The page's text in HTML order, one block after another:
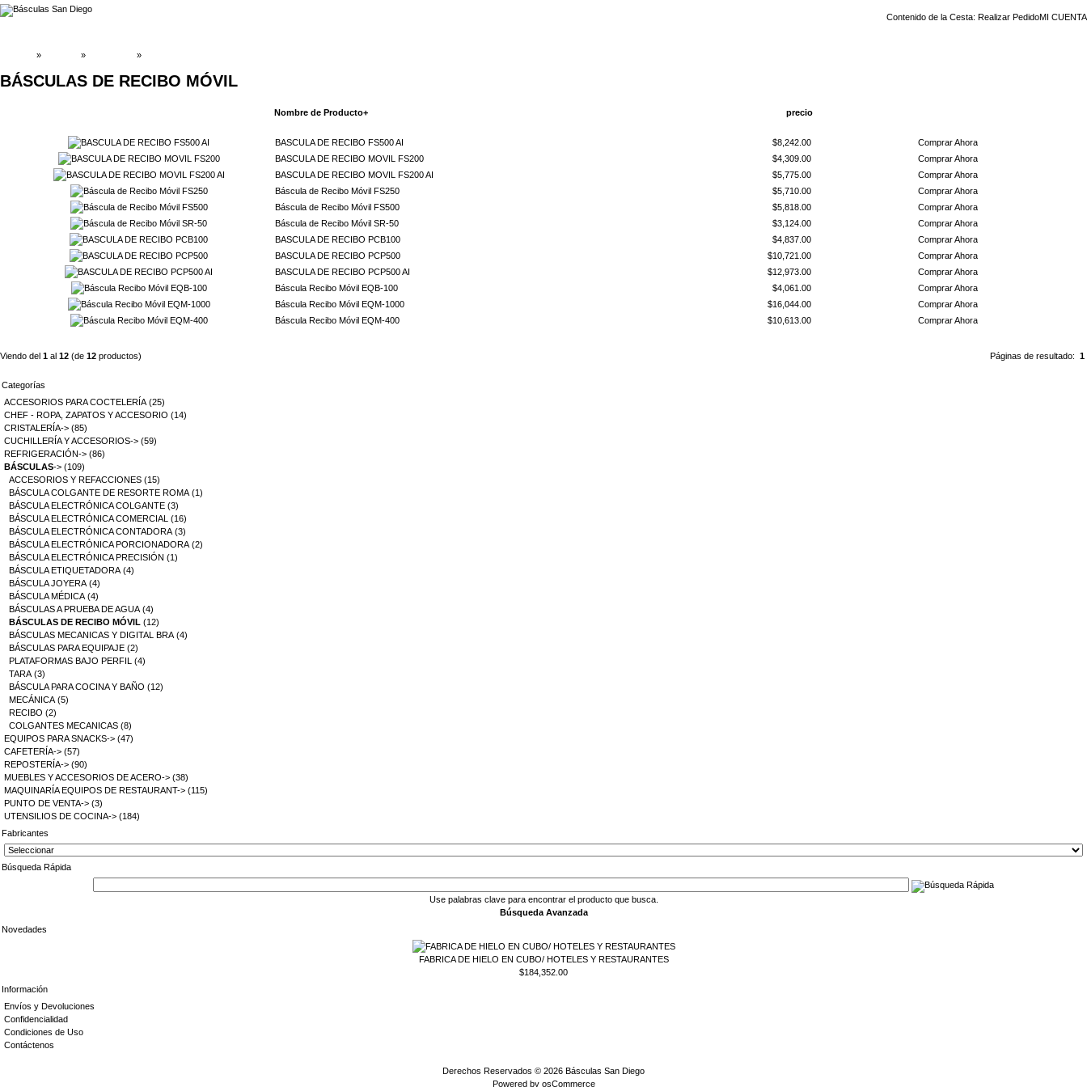
Contenido de la Cesta: Realizar PedidoMI CUENTA
» » »
BÁSCULAS DE RECIBO MÓVIL
Nombre de Producto+ precio
BASCULA DE RECIBO FS500 AI $8,242.00
Comprar Ahora
BASCULA DE RECIBO MOVIL FS200
$4,309.00
Comprar Ahora
BASCULA DE RECIBO MOVIL FS200 AI
$5,775.00
Comprar Ahora
Báscula de Recibo Móvil FS250
$5,710.00
Comprar Ahora
Báscula de Recibo Móvil FS500
$5,818.00
Comprar Ahora
Báscula de Recibo Móvil SR-50
$3,124.00
Comprar Ahora
BASCULA DE RECIBO PCB100
$4,837.00
Comprar Ahora
BASCULA DE RECIBO PCP500
$10,721.00
Comprar Ahora
BASCULA DE RECIBO PCP500 AI
$12,973.00
Comprar Ahora
Báscula Recibo Móvil EQB-100
$4,061.00
Comprar Ahora
Báscula Recibo Móvil EQM-1000
$16,044.00
Comprar Ahora
Báscula Recibo Móvil EQM-400
$10,613.00 Comprar Ahora
Páginas de resultado: 1
Viendo del 1 al 12 (de 12 productos)
Categorías
ACCESORIOS PARA COCTELERÍA (25)
CHEF - ROPA, ZAPATOS Y ACCESORIO (14)
CRISTALERÍA-> (85)
CUCHILLERÍA Y ACCESORIOS-> (59)
REFRIGERACIÓN-> (86)
BÁSCULAS-> (109)
ACCESORIOS Y REFACCIONES (15)
BÁSCULA COLGANTE DE RESORTE ROMA (1)
BÁSCULA ELECTRÓNICA COLGANTE (3)
BÁSCULA ELECTRÓNICA COMERCIAL
(16)
BÁSCULA ELECTRÓNICA CONTADORA (3)
BÁSCULA ELECTRÓNICA PORCIONADORA (2)
BÁSCULA ELECTRÓNICA PRECISIÓN (1)
BÁSCULA ETIQUETADORA (4)
BÁSCULA JOYERA (4)
BÁSCULA MÉDICA (4)
BÁSCULAS A PRUEBA DE AGUA (4)
BÁSCULAS DE RECIBO MÓVIL (12)
BÁSCULAS MECANICAS Y DIGITAL BRA (4)
BÁSCULAS PARA EQUIPAJE (2)
PLATAFORMAS BAJO PERFIL
(4)
TARA (3)
BÁSCULA PARA COCINA Y BAÑO (12)
MECÁNICA (5)
RECIBO (2)
COLGANTES MECANICAS (8)
EQUIPOS PARA SNACKS-> (47)
CAFETERÍA-> (57)
REPOSTERÍA-> (90)
MUEBLES Y ACCESORIOS DE ACERO-> (38)
MAQUINARÍA EQUIPOS DE RESTAURANT-> (115)
PUNTO DE VENTA-> (3)
UTENSILIOS DE COCINA-> (184)
Fabricantes
Búsqueda Rápida
Use palabras clave para encontrar el producto que busca.
Búsqueda Avanzada
Novedades
FABRICA DE HIELO EN CUBO/ HOTELES Y RESTAURANTES
$184,352.00
Información
Envíos y Devoluciones
Confidencialidad
Condiciones de Uso
Contáctenos
Derechos Reservados © 2026 Básculas San Diego
Powered by osCommerce